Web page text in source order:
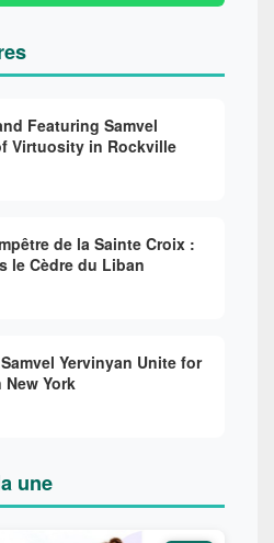
Featuring Samvel
Virtuosity in Rockville
de la Sainte Croix :
le Cèdre du Liban
Yervinyan Unite for
York
une